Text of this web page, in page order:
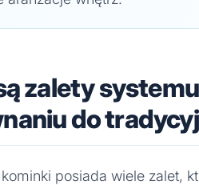
zalety
do
posiada wiele zalet,